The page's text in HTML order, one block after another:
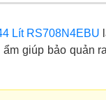
Lít RS708N4EBU
giúp bảo quản